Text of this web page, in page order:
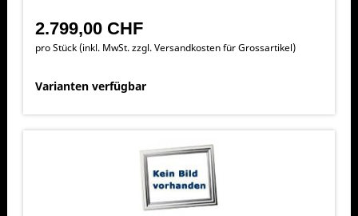
2.799,00 CHF
pro Stück (inkl. MwSt. zzgl.Versandkosten für Grossartikel)
Varianten verfügbar